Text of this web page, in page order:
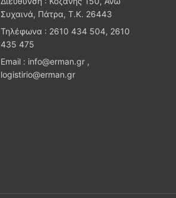
Συχαινά, Πάτρα, Τ.Κ. 26443
Τηλέφωνα : 2610 434 504, 2610
435 475
Email : info@erman.gr ,
logistirio@erman.gr